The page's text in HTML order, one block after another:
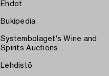
Ehdot
Bukipedia
Systembolaget's Wine and
Spirits Auctions
Lehdistö